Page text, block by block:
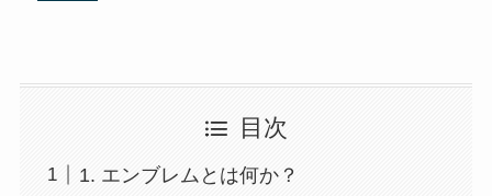
目次
1. エンブレムとは何か？